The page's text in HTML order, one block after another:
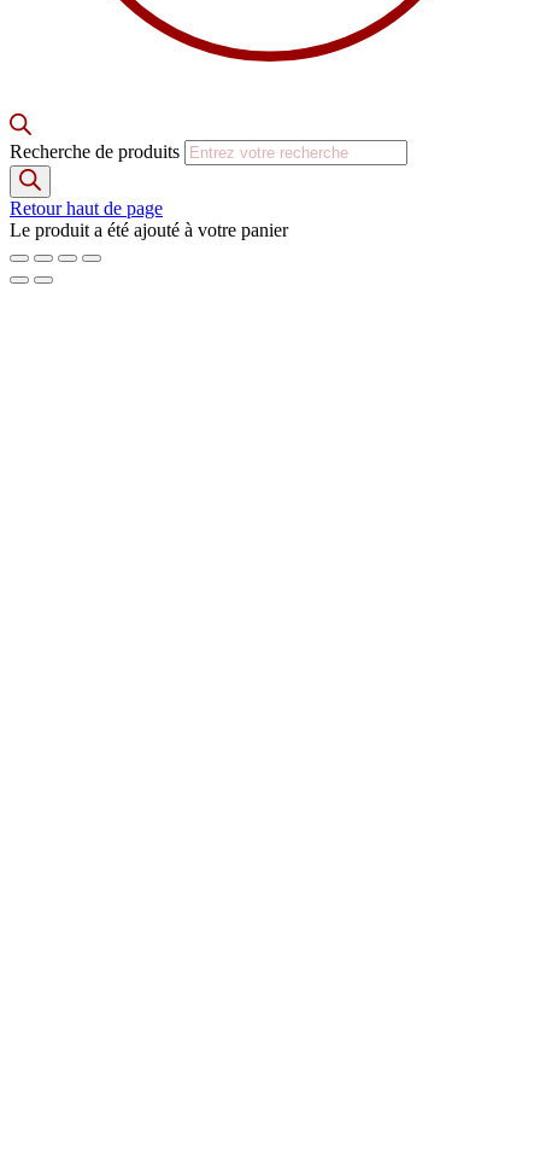
Recherche de produits
Retour haut de page
Le produit a été ajouté à votre panier